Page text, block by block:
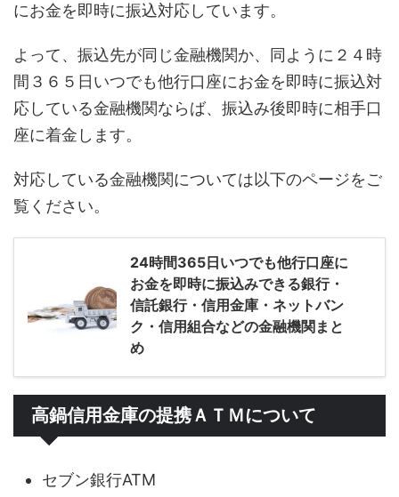
にお金を即時に振込対応しています。
よって、振込先が同じ金融機関か、同ように２４時
間３６５日いつでも他行口座にお金を即時に振込対
応している金融機関ならば、振込み後即時に相手口
座に着金します。
対応している金融機関については以下のページをご
覧ください。
24時間365日いつでも他行口座に
お金を即時に振込みできる銀行・
信託銀行・信用金庫・ネットバン
ク・信用組合などの金融機関まと
め
高鍋信用金庫の提携ＡＴＭについて
セブン銀行ATM